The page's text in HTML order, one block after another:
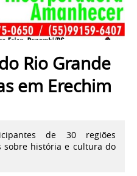
Rio Grande
em Erechim
de 30 regiões
sobre história e cultura do